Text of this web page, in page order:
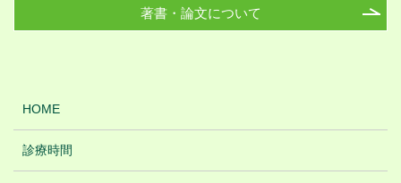
著書・論文について
HOME
診療時間